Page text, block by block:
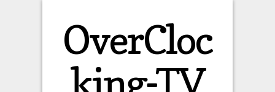
OverCloc
king-TV